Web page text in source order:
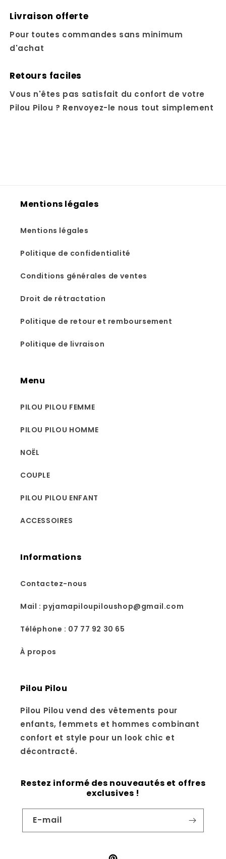
Livraison offerte
Pour toutes commandes sans minimum
d'achat
Retours faciles
Vous n'êtes pas satisfait du confort de votre
Pilou Pilou ? Renvoyez-le nous tout simplement
Mentions légales
Mentions légales
Politique de confidentialité
Conditions générales de ventes
Droit de rétractation
Politique de retour et remboursement
Politique de livraison
Menu
PILOU PILOU FEMME
PILOU PILOU HOMME
NOËL
COUPLE
PILOU PILOU ENFANT
ACCESSOIRES
Informations
Contactez-nous
Mail : pyjamapiloupiloushop@gmail.com
Téléphone : 07 77 92 30 65
À propos
Pilou Pilou
Pilou Pilou vend des vêtements pour
enfants, femmets et hommes combinant
confort et style pour un look chic et
décontracté.
Restez informé des nouveautés et offres
exclusives !
E-mail